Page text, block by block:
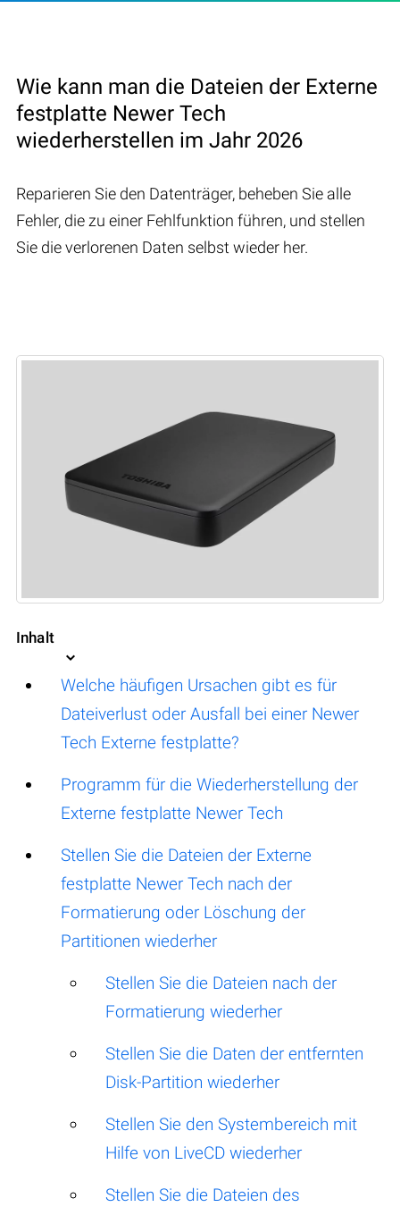
Wie kann man die Dateien der Externe
festplatte Newer Tech
wiederherstellen im Jahr 2026
Reparieren Sie den Datenträger, beheben Sie alle
Fehler, die zu einer Fehlfunktion führen, und stellen
Sie die verlorenen Daten selbst wieder her.
Inhalt
Welche häufigen Ursachen gibt es für
Dateiverlust oder Ausfall bei einer Newer
Tech Externe festplatte?
Programm für die Wiederherstellung der
Externe festplatte Newer Tech
Stellen Sie die Dateien der Externe
festplatte Newer Tech nach der
Formatierung oder Löschung der
Partitionen wiederher
Stellen Sie die Dateien nach der
Formatierung wiederher
Stellen Sie die Daten der entfernten
Disk-Partition wiederher
Stellen Sie den Systembereich mit
Hilfe von LiveCD wiederher
Stellen Sie die Dateien des